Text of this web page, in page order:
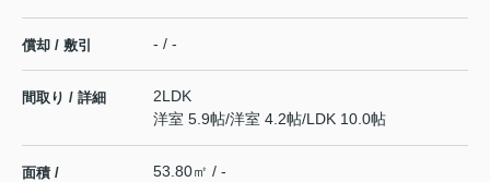
償却 / 敷引 - / -
間取り / 詳細
2LDK
洋室 5.9帖/洋室 4.2帖/LDK 10.0帖
面積 /
53.80㎡ / -